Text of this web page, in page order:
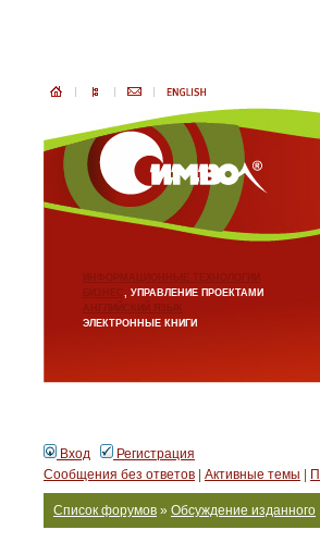
ИНФОРМАЦИОННЫЕ ТЕХНОЛОГИИ
БИЗНЕС, УПРАВЛЕНИЕ ПРОЕКТАМИ
АНГЛИЙСКИЙ ЯЗЫК
ЭЛЕКТРОННЫЕ КНИГИ
Вход
Регистрация
Сообщения без ответов
Активные темы
Список форумов » Обсуждение изданного